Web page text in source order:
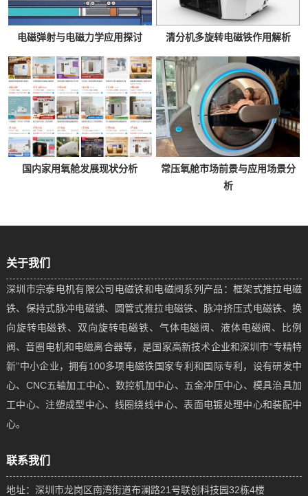
电磁弹射与电磁力学应用探讨 清分机多旋转电磁铁作用解析
国内家用氧舱发展现状分析
常压氧舱市场前景与应用场景分
析
关于我们
深圳市宗泰电机有限公司电磁铁和电磁阀系列产品：框架式推拉电磁
铁、保持式脉冲电磁锁、圆管式推拉电磁铁、脉冲挤压式电磁铁、换
向旋转电磁铁、双向旋转电磁铁、气体电磁阀、液体电磁阀、比例
阀、音圈电机和电磁离合器等，是国家高新技术企业和深圳市“专精特
新”中小企业，拥有100多项电磁铁国家专利和国际专利，设有研发中
心、CNC五轴加工中心、数控机加中心、五金冲压中心、模具治具加
工中心、注塑成型中心、线圈绕线中心、表面电镀处理中心和装配中
心。
联系我们
地址：深圳市龙岗区南湾街道布澜路21号联创科技园32栋4楼